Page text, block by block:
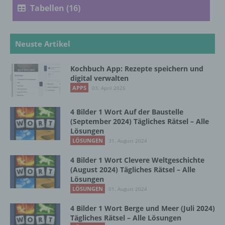
Tabellen (16)
Neuste Artikel
Kochbuch App: Rezepte speichern und
digital verwalten
APPS 03. April 2025
4 Bilder 1 Wort Auf der Baustelle
(September 2024) Tägliches Rätsel – Alle
Lösungen
LÖSUNGEN 31. August 2024
4 Bilder 1 Wort Clevere Weltgeschichte
(August 2024) Tägliches Rätsel – Alle
Lösungen
LÖSUNGEN 01. August 2024
4 Bilder 1 Wort Berge und Meer (Juli 2024)
Tägliches Rätsel – Alle Lösungen
Verarbeitung ist jeder mit oder ohne Hilfe
Zusammenhang mit personenbezogenen
Daten wie das Erheben, das Erfassen, die
die Anpassung oder Veränderung, das
Auslesen, das Abfragen, die Verwendung,
die Offenlegung durch Übermittlung,
Bereitstellung, den Abgleich oder die
Verknüpfung, die Einschränkung, das
Löschen oder die Vernichtung.
d) Einschränkung der Verarbeitung
Einschränkung der Verarbeitung ist die
personenbezogener Daten mit dem Ziel, ihre
künftige Verarbeitung einzuschränken.